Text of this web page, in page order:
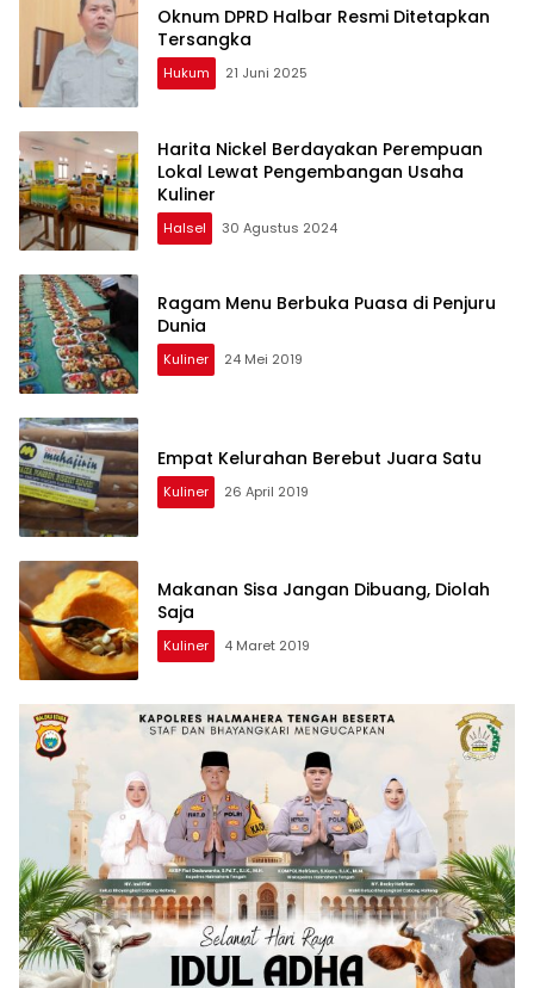
Oknum DPRD Halbar Resmi Ditetapkan
Tersangka
Hukum 21 Juni 2025
Harita Nickel Berdayakan Perempuan
Lokal Lewat Pengembangan Usaha
Kuliner
Halsel 30 Agustus 2024
Ragam Menu Berbuka Puasa di Penjuru
Dunia
Kuliner 24 Mei 2019
Empat Kelurahan Berebut Juara Satu
Kuliner 26 April 2019
Makanan Sisa Jangan Dibuang, Diolah
Saja
Kuliner 4 Maret 2019